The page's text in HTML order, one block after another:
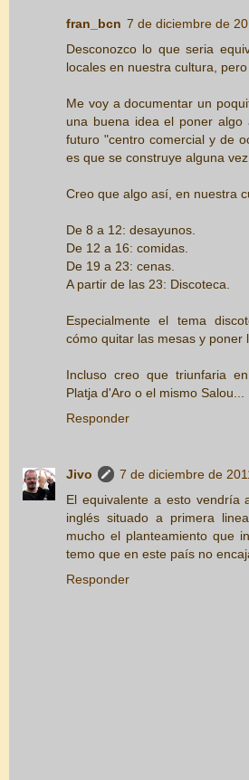
fran_bcn 7 de diciembre de
Desconozco lo que seria
locales en nuestra cultura, pero
Me voy a documentar un
una buena idea el poner
futuro "centro comercial y de
es que se construye alguna
Creo que algo así, en nuestra
De 8 a 12: desayunos.
De 12 a 16: comidas.
De 19 a 23: cenas.
A partir de las 23: Discoteca.
Especialmente el tema
cómo quitar las mesas y poner
Incluso creo que triunfaria
Platja d'Aro o el mismo Salou...
Responder
Jivo
7 de diciembre de
El equivalente a esto vendría
inglés situado a primera
mucho el planteamiento que
temo que en este país no
Responder